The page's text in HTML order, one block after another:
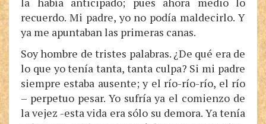
recuerdo. Mi padre, yo no podía maldecirlo. Y
ya me apuntaban las primeras canas.
Soy hombre de tristes palabras. ¿De qué era de
lo que yo tenía tanta, tanta culpa? Si mi padre
siempre estaba ausente; y el río-río-río, el río
– perpetuo pesar. Yo sufría ya el comienzo de
la vejez -esta vida era sólo su demora. Ya tenía